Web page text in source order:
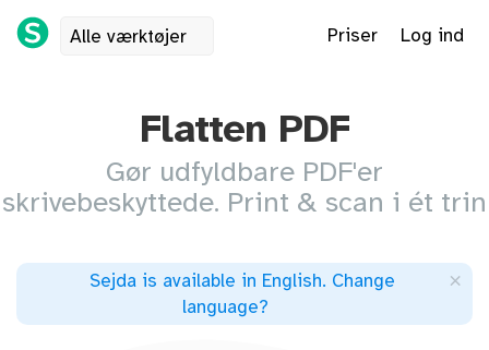
Alle værktøjer Priser Log ind
Flatten PDF
Gør udfyldbare PDF'er
skrivebeskyttede. Print & scan i ét trin
Sejda is available in English. Change
language?
×